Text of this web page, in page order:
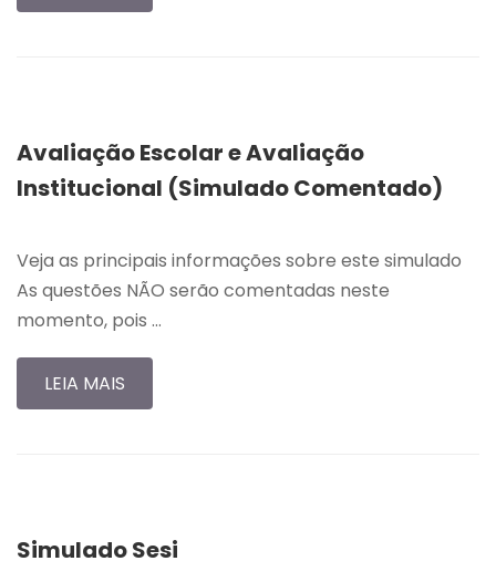
Avaliação Escolar e Avaliação
Institucional (Simulado Comentado)
Veja as principais informações sobre este simulado
As questões NÃO serão comentadas neste
momento, pois …
LEIA MAIS
Simulado Sesi